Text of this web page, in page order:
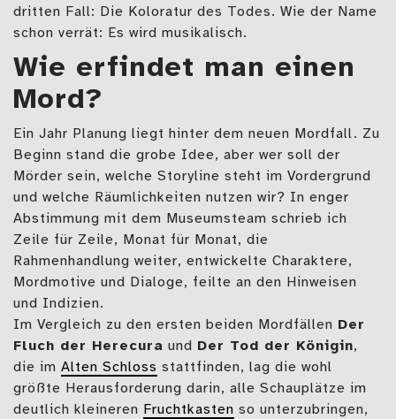
dritten Fall: Die Koloratur des Todes. Wie der Name
schon verrät: Es wird musikalisch.
Wie erfindet man einen
Mord?
Ein Jahr Planung liegt hinter dem neuen Mordfall. Zu
Beginn stand die grobe Idee, aber wer soll der
Mörder sein, welche Storyline steht im Vordergrund
und welche Räumlichkeiten nutzen wir? In enger
Abstimmung mit dem Museumsteam schrieb ich
Zeile für Zeile, Monat für Monat, die
Rahmenhandlung weiter, entwickelte Charaktere,
Mordmotive und Dialoge, feilte an den Hinweisen
und Indizien.
Im Vergleich zu den ersten beiden Mordfällen Der
Fluch der Herecura und Der Tod der Königin,
die im Alten Schloss stattfinden, lag die wohl
größte Herausforderung darin, alle Schauplätze im
deutlich kleineren Fruchtkasten so unterzubringen,